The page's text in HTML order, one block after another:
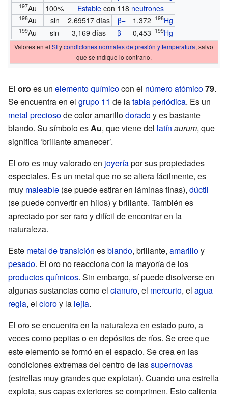
197Au 100% Establecon 118 neutrones
198Au sin 2,69517 días β− 1,372 198Hg
199Au sin 3,169 días β− 0,453 199Hg
Valores en elSIycondiciones normales de presión y temperatura, salvo
que se indique lo contrario.
El oro es un elemento químicocon el número atómico79.
Se encuentra en el grupo 11 de latabla periódica. Es un
metal preciosode color amarillodoradoy es bastante
blando. Su símbolo esAu, que viene del latín aurum, que
significa ‘brillante amanecer’.
El oro es muy valorado en joyeríapor sus propiedades
especiales. Es un metal que no se altera fácilmente, es
muy maleable (se puede estirar en láminas finas), dúctil
(se puede convertir en hilos) y brillante. También es
apreciado por ser raro y difícil de encontrar en la
naturaleza.
Este metal de transición esblando, brillante, amarilloy
pesado. El oro no reacciona con la mayoría de los
productos químicos. Sin embargo, sí puede disolverse en
algunas sustancias como el cianuro, el mercurio, el agua
regia, el cloroy la lejía.
El oro se encuentra en la naturaleza en estado puro, a
veces como pepitas o en depósitos de ríos. Se cree que
este elemento se formó en el espacio. Se crea en las
condiciones extremas del centro de lassupernovas
(estrellas muy grandes que explotan). Cuando una estrella
explota, sus capas exteriores se comprimen. Esto calienta